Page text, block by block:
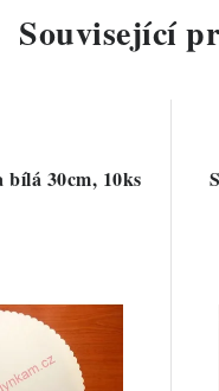
Související
30cm, 10ks